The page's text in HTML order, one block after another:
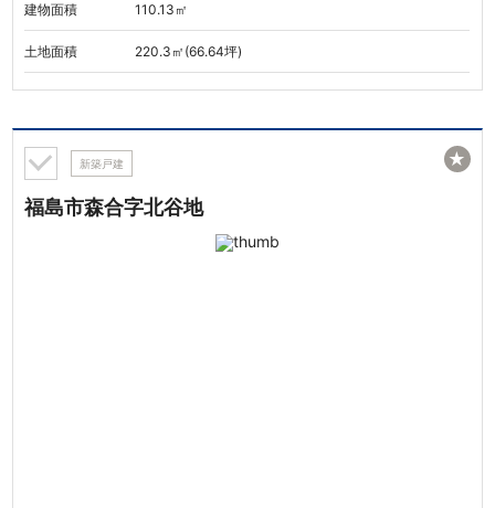
建物面積 110.13㎡
土地面積 220.3㎡(66.64坪)
新築戸建
福島市森合字北谷地
★